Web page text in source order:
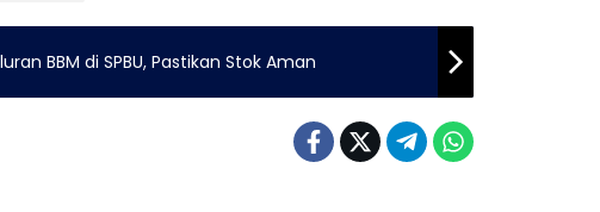
BBM di SPBU, Pastikan Stok Aman